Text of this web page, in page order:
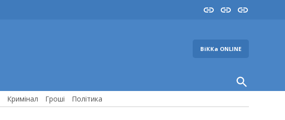
InstaYouTube
FB
ВіККа ONLINE
Open
Search
Кримінал Гроші Політика